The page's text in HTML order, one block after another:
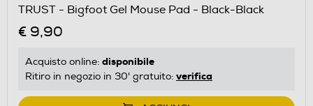
TRUST - Bigfoot Gel Mouse Pad - Black-Black
€ 9,90
Acquisto online: disponibile
Ritiro in negozio in 30' gratuito: verifica